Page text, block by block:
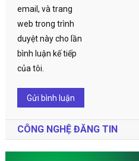
email, và trang
web trong trình
duyệt này cho lần
bình luận kế tiếp
của tôi.
CÔNG NGHỆ ĐĂNG TIN